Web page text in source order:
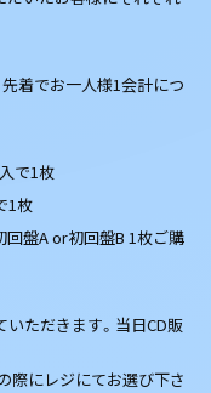
着でお一人様1会計につ
で1枚
1枚
盤A or初回盤B 1枚ご購
ただきます。当日CD販
際にレジにてお選び下さ